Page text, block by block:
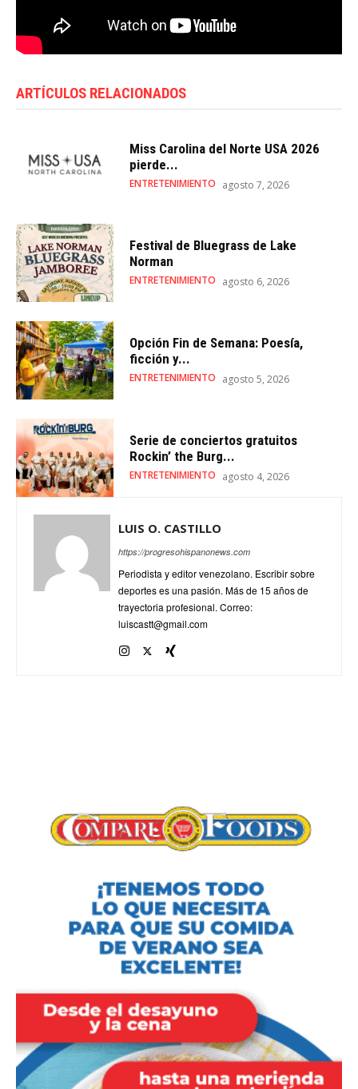
ARTÍCULOS RELACIONADOS
Miss Carolina del Norte USA 2026
pierde...
ENTRETENIMIENTO agosto 7, 2026
Festival de Bluegrass de Lake
Norman
ENTRETENIMIENTO agosto 6, 2026
Opción Fin de Semana: Poesía,
ficción y...
ENTRETENIMIENTO agosto 5, 2026
Serie de conciertos gratuitos
Rockin’ the Burg...
ENTRETENIMIENTO agosto 4, 2026
LUIS O. CASTILLO
https://progresohispanonews.com
Periodista y editor venezolano. Escribir sobre
deportes es una pasión. Más de 15 años de
trayectoria profesional. Correo:
luiscastt@gmail.com